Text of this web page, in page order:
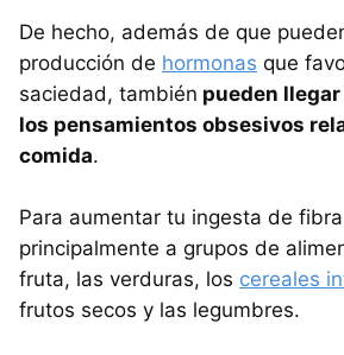
De hecho, además de que
producción de hormonas que
saciedad, también pueden
los pensamientos obsesivos
comida.
Para aumentar tu ingesta de
principalmente a grupos de
fruta, las verduras, los cereales
frutos secos y las legumbres.